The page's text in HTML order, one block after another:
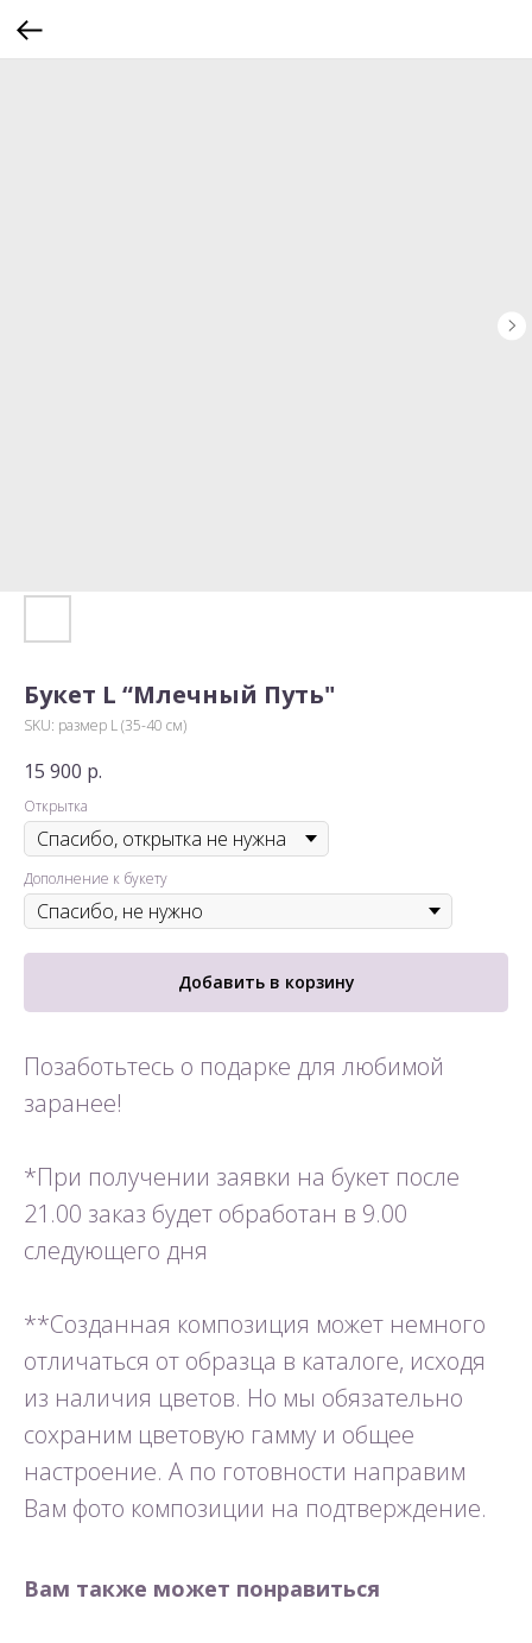
Букет L “Млечный Путь"
SKU: размер L (35-40 см)
15 900 р.
Открытка
Дополнение к букету
Добавить в корзину
Позаботьтесь о подарке для любимой
заранее!
*При получении заявки на букет после
21.00 заказ будет обработан в 9.00
следующего дня
**Созданная композиция может немного
отличаться от образца в каталоге, исходя
из наличия цветов. Но мы обязательно
сохраним цветовую гамму и общее
настроение. А по готовности направим
Вам фото композиции на подтверждение.
Вам также может понравиться